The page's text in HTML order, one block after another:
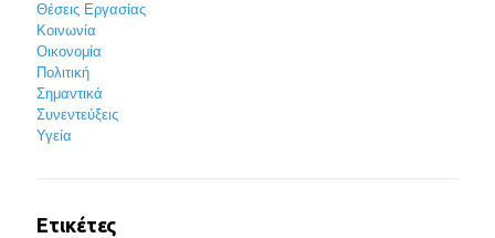
Θέσεις Εργασίας
Κοινωνία
Οικονομία
Πολιτική
Σημαντικά
Συνεντεύξεις
Υγεία
Ετικέτες